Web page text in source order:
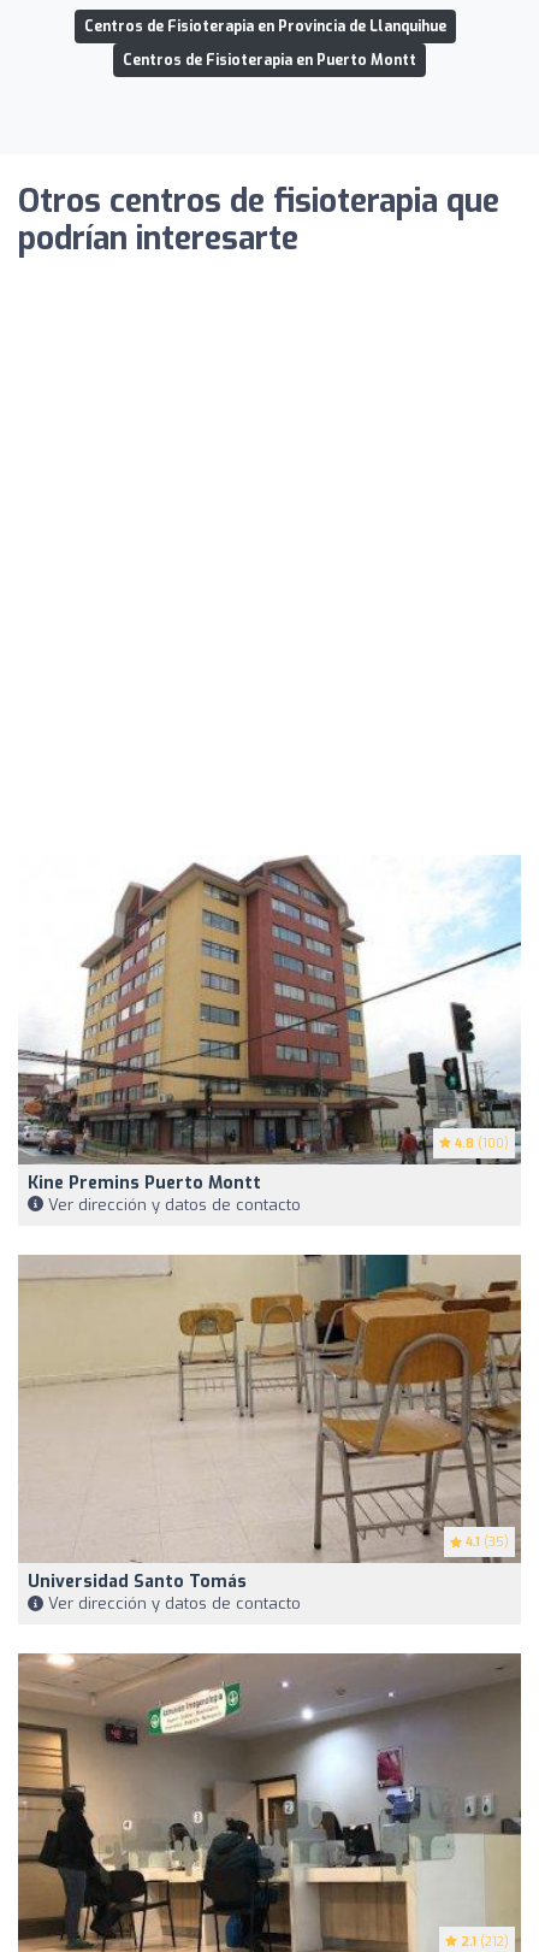
Centros de Fisioterapia en Provincia de Llanquihue
Centros de Fisioterapia en Puerto Montt
Otros centros de fisioterapia que
podrían interesarte
4.8 (100)
Kine Premins Puerto Montt
Ver dirección y datos de contacto
4.1 (35)
Universidad Santo Tomás
Ver dirección y datos de contacto
2.1 (212)